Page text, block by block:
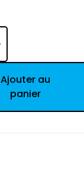
Ajouter au
panier